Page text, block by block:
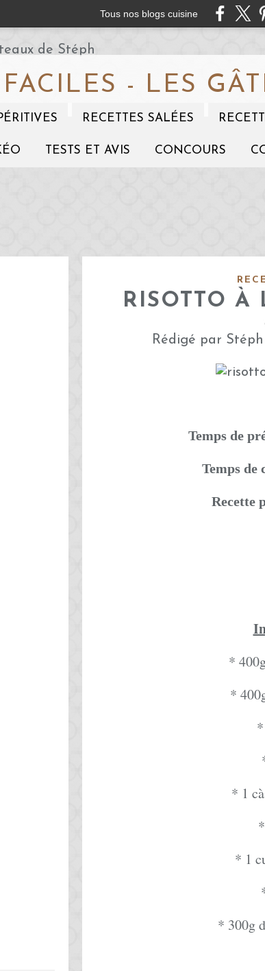
Tous nos blogs cuisine
FACILES - LES
RECETTES SALÉES
TESTS ET AVIS CONCOURS
RISOTTO À
Rédigé par
Temps de
Temps de
Recette
*
*
* 1
* 1
* 300g